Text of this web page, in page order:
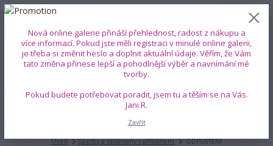
Menu
+420 739 353 708 0 ks
0 Kč
Úvod Šperky a talismany s příběhem ODPUŠTĚNÍ
Nová online galerie přináší přehlednost, radost z nákupu a
více informací. Pokud jste měli registraci v minulé online galerii,
je třeba si změnit heslo a doplnit aktuální údaje. Věřím, že Vám
tato změna přinese lepší a pohodlnější výběr a navnímání mé
tvorby.
Pokud budete potřebovat poradit, jsem tu a těším se na Vás.
Jani R.
Zavřít